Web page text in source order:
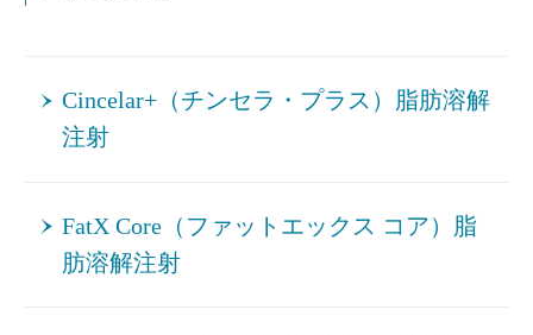
Cincelar+（チンセラ・プラス）脂肪溶解
注射
FatX Core（ファットエックス コア）脂
肪溶解注射